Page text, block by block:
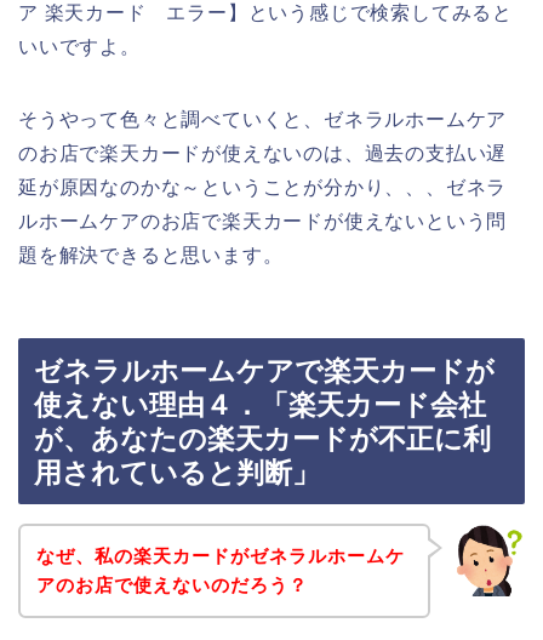
ア 楽天カード エラー】という感じで検索してみると
いいですよ。
そうやって色々と調べていくと、ゼネラルホームケア
のお店で楽天カードが使えないのは、過去の支払い遅
延が原因なのかな～ということが分かり、、、ゼネラ
ルホームケアのお店で楽天カードが使えないという問
題を解決できると思います。
ゼネラルホームケアで楽天カードが
使えない理由４．「楽天カード会社
が、あなたの楽天カードが不正に利
用されていると判断」
なぜ、私の楽天カードがゼネラルホームケ
アのお店で使えないのだろう？